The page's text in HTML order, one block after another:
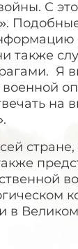
С
также
на
в